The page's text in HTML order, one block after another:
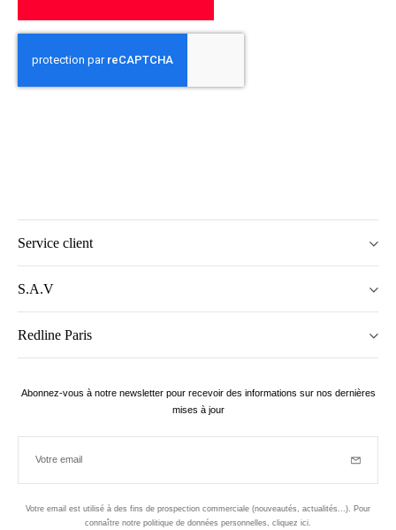
Service client
S.A.V
Redline Paris
Abonnez-vous à notre newsletter pour recevoir des informations sur nos dernières
mises à jour
Votre email
Votre email est utilisé à des fins de prospection commerciale (nouveautés, actualités...). Pour
connaître notre politique de données personnelles, cliquez ici.